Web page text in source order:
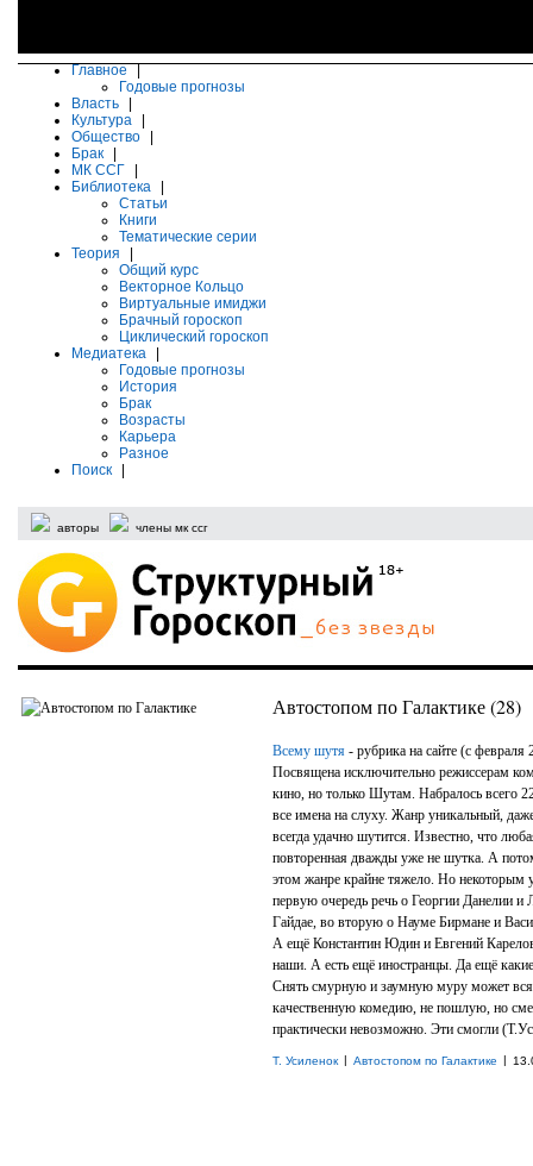
Главное
Годовые прогнозы
Власть
Культура
Общество
Брак
МК ССГ
Библиотека
Статьи
Книги
Тематические серии
Теория
Общий курс
Векторное Кольцо
Виртуальные имиджи
Брачный гороскоп
Циклический гороскоп
Медиатека
Годовые прогнозы
История
Брак
Возрасты
Карьера
Разное
Поиск
авторы члены мк ссг
Автостопом по Галактике (28)
Всему шутя - рубрика на сайте (с февраля
Посвящена исключительно режиссерам
кино, но только Шутам. Набралось всего
все имена на слуху. Жанр уникальный,
всегда удачно шутится. Известно, что
повторенная дважды уже не шутка. А
этом жанре крайне тяжело. Но некоторым
первую очередь речь о Георгии Данелии и
Гайдае, во вторую о Науме Бирмане и
А ещё Константин Юдин и Евгений
наши. А есть ещё иностранцы. Да ещё
Снять смурную и заумную муру может
качественную комедию, не пошлую, но
практически невозможно. Эти смогли
Т. Усиленок | Автостопом по Галактике |